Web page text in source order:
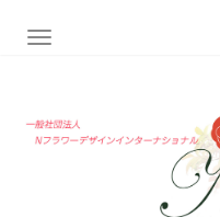
ナビゲーション切り替え